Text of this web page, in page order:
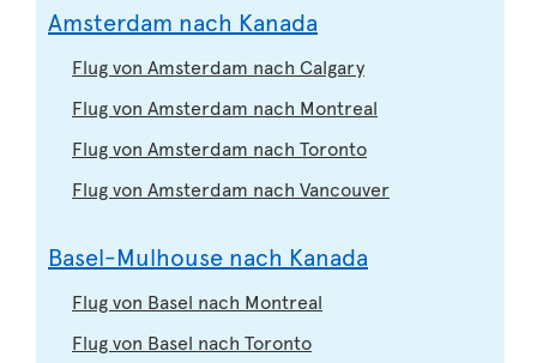
Amsterdam nach Kanada
Flug von Amsterdam nach Calgary
Flug von Amsterdam nach Montreal
Flug von Amsterdam nach Toronto
Flug von Amsterdam nach Vancouver
Basel-Mulhouse nach Kanada
Flug von Basel nach Montreal
Flug von Basel nach Toronto